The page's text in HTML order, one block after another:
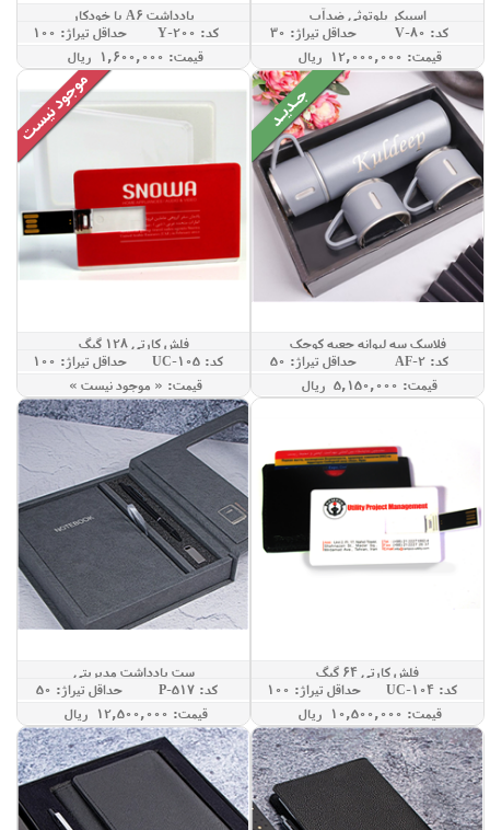
اسپیکر بلوتوثی ضدآب
کد: V-80
حداقل تيراژ: 30
قيمت: 12,000,000 ريال
یادداشت A6 با خودکار
کد: Y-200
حداقل تيراژ: 100
قيمت: 1,600,000 ريال
فلاسک سه لیوانه جعبه کوچک
کد: AF-2
حداقل تيراژ: 50
قيمت: 5,150,000 ريال
فلش کارتی 128 گیگ
کد: UC-105
حداقل تيراژ: 100
قيمت: « موجود نيست »
فلش کارتی 64 گیگ
کد: UC-104
حداقل تيراژ: 100
قيمت: 10,500,000 ريال
ست یادداشت مدیریتی
کد: P-517
حداقل تيراژ: 50
قيمت: 12,500,000 ريال